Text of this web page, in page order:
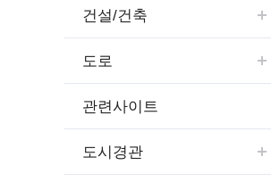
건설/건축
도로
관련사이트
도시경관